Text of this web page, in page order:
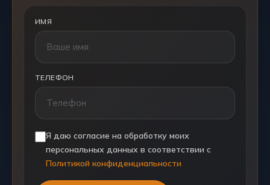
ИМЯ
ТЕЛЕФОН
Я даю согласие на обработку моих
персональных данных в соответствии с
Политикой конфиденциальности